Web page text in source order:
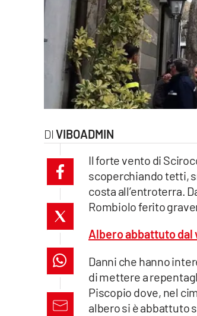
lacitymag.it
cosenzachannel.it
catanzarochannel.it
lacapitalenews.it
VIBOADMIN
Il forte vento di
scoperchiando tetti,
costa all’entroterra.
Rombiolo ferito
Albero abbattuto dal
Danni che hanno
di mettere a
Piscopio dove, nel
albero si è abbattuto